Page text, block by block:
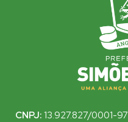
CNPJ: 13.927.827/0001-97